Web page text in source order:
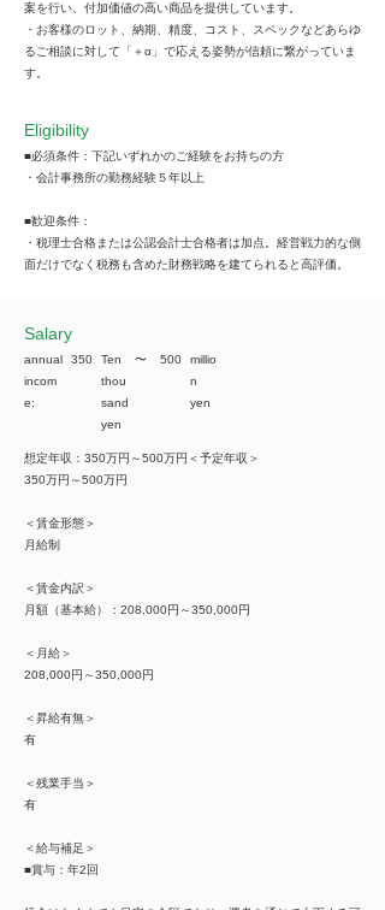
案を行い、付加価値の高い商品を提供しています。
・お客様のロット、納期、精度、コスト、スペックなどあらゆ
るご相談に対して「＋α」で応える姿勢が信頼に繋がっていま
す。
Eligibility
■必須条件：下記いずれかのご経験をお持ちの方
・会計事務所の勤務経験５年以上
■歓迎条件：
・税理士合格または公認会計士合格者は加点。経営戦力的な側
面だけでなく税務も含めた財務戦略を建てられると高評価。
​Salary
annual
incom
e:
350
Ten
thou
sand
yen
​〜 500
millio
n
yen
想定年収：350万円～500万円＜予定年収＞
350万円～500万円
＜賃金形態＞
月給制
＜賃金内訳＞
月額（基本給）：208,000円～350,000円
＜月給＞
208,000円～350,000円
＜昇給有無＞
有
＜残業手当＞
有
＜給与補足＞
■賞与：年2回